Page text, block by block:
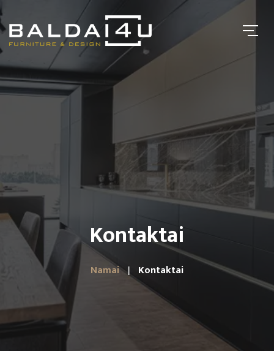
Kontaktai
Namai Kontaktai